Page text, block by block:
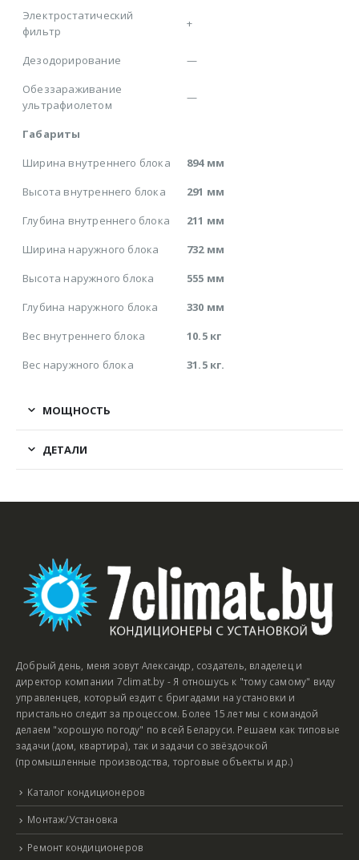
Электростатический
фильтр
+
Дезодорирование
—
Обеззараживание
ультрафиолетом
—
Габариты
Ширина внутреннего блока
894 мм
Высота внутреннего блока
291 мм
Глубина внутреннего блока
211 мм
Ширина наружного блока
732 мм
Высота наружного блока
555 мм
Глубина наружного блока
330 мм
Вес внутреннего блока
10.5 кг
Вес наружного блока
31.5 кг.
МОЩНОСТЬ
ДЕТАЛИ
Добрый день, меня зовут Александр, создатель, владелец и
директор компании 7climat.by - Я отношусь к "тому самому" виду
управленцев, который ездит с бригадами на установки и
пристально следит за процессом. Более 15 лет мы с командой
делаем "хорошую погоду" по всей Беларуси. Решаем как типовые
задачи (дом, квартира), так и задачи со звёздочкой
(промышленные производства, торговые объекты и др.)
Каталог кондиционеров
Монтаж/Установка
Ремонт кондиционеров